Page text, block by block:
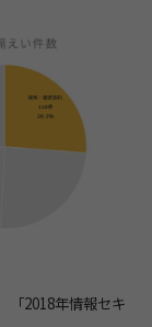
「2018年情報セキ